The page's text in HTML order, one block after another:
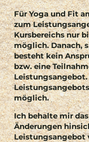
Für Yoga und Fit
zum
Kursbereichs nur
möglich. Danach,
besteht kein
bzw. eine
Leistungsangebot.
möglich.
Ich behalte mir
Änderungen
Leistungsangebot